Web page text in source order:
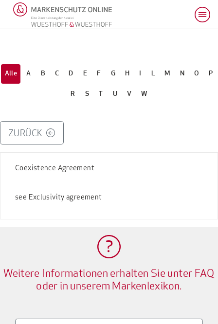
Alle A B C D E F G H I L M N O P
R S T U V W
ZURÜCK
Coexistence Agreement
see Exclusivity agreement
Weitere Informationen erhalten Sie unter FAQ
oder in unserem Markenlexikon.